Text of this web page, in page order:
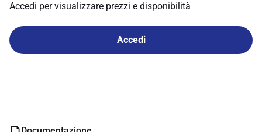
Accedi per visualizzare prezzi e disponibilità
Accedi